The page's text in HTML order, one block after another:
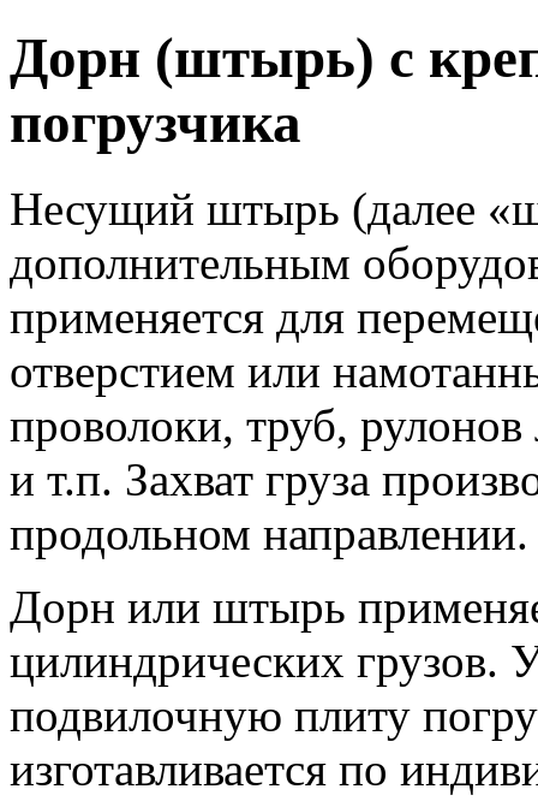
Дорн (штырь) с
погрузчика
Несущий штырь (далее
дополнительным
применяется для
отверстием или
проволоки, труб,
и т.п. Захват груза
продольном направлении.
Дорн или штырь
цилиндрических грузов.
подвилочную плиту
изготавливается по